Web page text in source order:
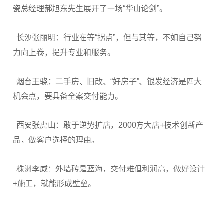
瓷总经理郝旭东先生展开了一场“华山论剑”。
长沙张丽明：行业在等“拐点”，但与其等，不如自己努
力向上卷，提升专业和服务。
烟台王骁：二手房、旧改、“好房子”、银发经济是四大
机会点，要具备全案交付能力。
西安张虎山：敢于逆势扩店，2000方大店+技术创新产
品，做客户选择的理由。
株洲李威：外墙砖是蓝海，交付难但利润高，做好设计
+施工，就能形成壁垒。